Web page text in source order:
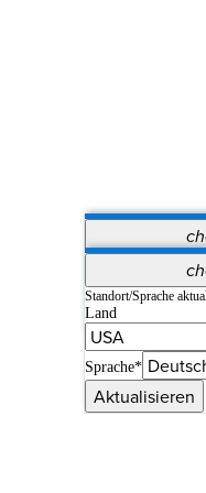
Vet Systems
Supplier Portal
Standort/Sprache
Land
Sprache*
Aktualisieren